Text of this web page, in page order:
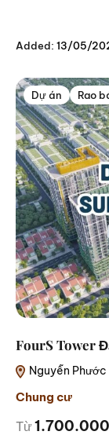
Added: 13/05/
Dự án Rao
FourS Tower
Nguyễn Phước
Chung cư
Từ